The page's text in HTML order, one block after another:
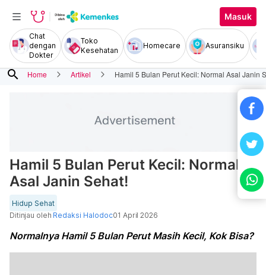
Masuk
Chat
dengan
Dokter
Toko
Kesehatan
Homecare Asuransiku
search Home Artikel Hamil 5 Bulan Perut Kecil: Normal Asal Janin
Hamil 5 Bulan Perut Kecil: Normal
Asal Janin Sehat!
Hidup Sehat
Ditinjau oleh Redaksi Halodoc01 April 2026
Normalnya Hamil 5 Bulan Perut Masih Kecil, Kok Bisa?